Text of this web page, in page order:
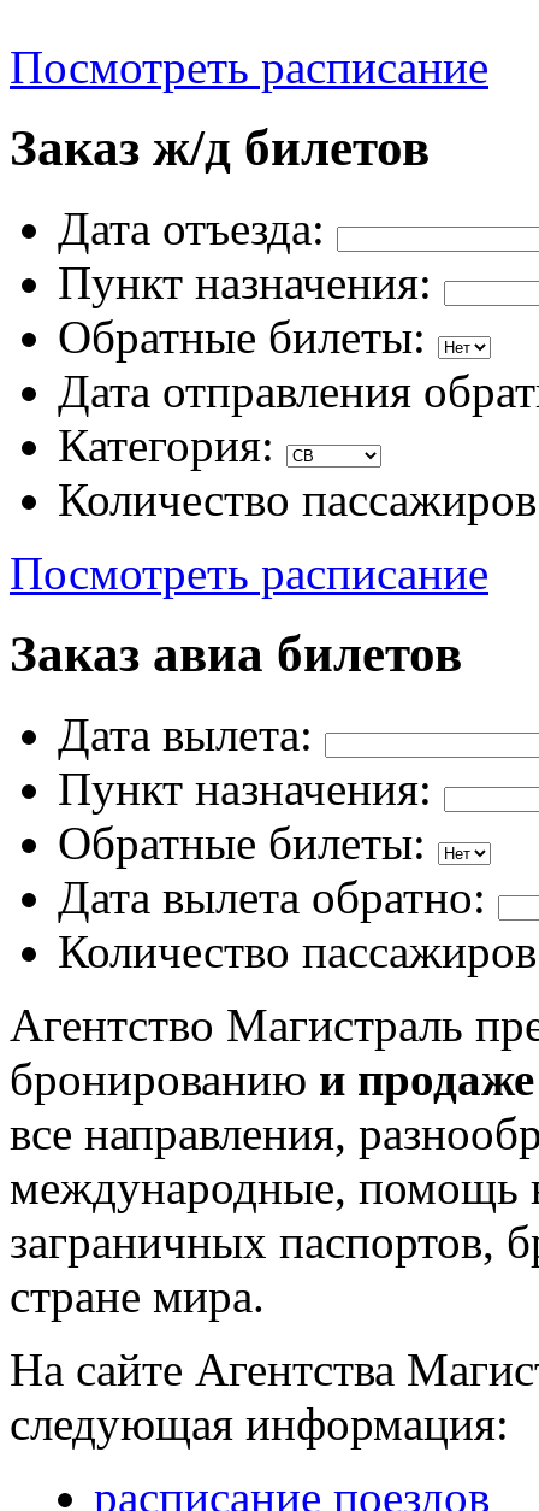
Посмотреть расписание
Заказ ж/д билетов
Дата отъезда:
Пункт назначения:
Обратные билеты:
Дата отправления
Категория:
Количество
Посмотреть расписание
Заказ авиа билетов
Дата вылета:
Пункт назначения:
Обратные билеты:
Дата вылета обратно:
Количество
Агентство Магистраль
бронированию и
все направления,
международные, помощь
заграничных паспортов,
стране мира.
На сайте Агентства
следующая информация:
расписание поездов